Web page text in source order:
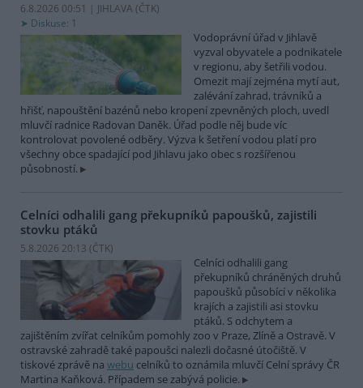
6.8.2026 00:51 | JIHLAVA (ČTK)
Diskuse: 1
Vodoprávní úřad v Jihlavě
vyzval obyvatele a podnikatele
v regionu, aby šetřili vodou.
Omezit mají zejména mytí aut,
zalévání zahrad, trávníků a
hřišť, napouštění bazénů nebo kropení zpevněných ploch, uvedl
mluvčí radnice Radovan Daněk. Úřad podle něj bude víc
kontrolovat povolené odběry. Výzva k šetření vodou platí pro
všechny obce spadající pod Jihlavu jako obec s rozšířenou
působností.
Celníci odhalili gang překupníků papoušků, zajistili
stovku ptáků
5.8.2026 20:13 (ČTK)
Celníci odhalili gang
překupníků chráněných druhů
papoušků působící v několika
krajích a zajistili asi stovku
ptáků. S odchytem a
zajištěním zvířat celníkům pomohly zoo v Praze, Zlíně a Ostravě. V
ostravské zahradě také papoušci nalezli dočasné útočiště. V
tiskové zprávě na webu celníků to oznámila mluvčí Celní správy ČR
Martina Kaňková. Případem se zabývá policie.